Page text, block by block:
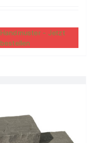
Handmuster - Jetzt
bestellen